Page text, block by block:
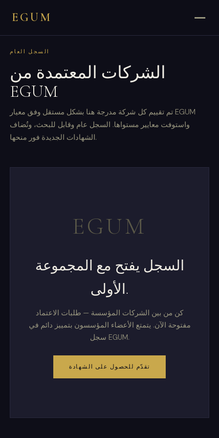
EGUM
السجل العام
الشركات المعتمدة من
EGUM
تم تقييم كل شركة مدرجة هنا بشكل مستقل وفق معيار EGUM
واستوفت معايير مستواها. السجل عام وقابل للبحث، وتُضاف
الشهادات الجديدة فور منحها.
EGUM
السجل يفتح مع المجموعة
الأولى.
كن من بين الشركات المؤسسة — طلبات الاعتماد
مفتوحة الآن. يتمتع الأعضاء المؤسسون بتمييز دائم في
سجل EGUM.
تقدّم للحصول على الشهادة